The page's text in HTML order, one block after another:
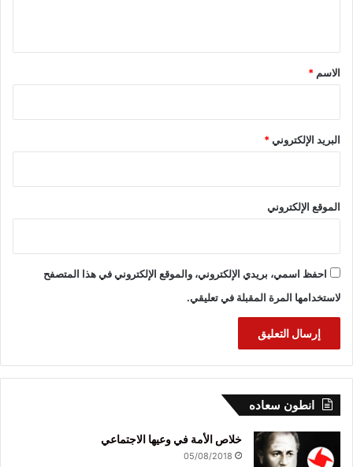
*
الاسم *
البريد الإلكتروني*
الموقع الإلكتروني
احفظ اسمي، بريدي الإلكتروني، والموقع الإلكتروني في هذا المتصفح
لاستخدامها المرة المقبلة في تعليقي.
انطون سعاده
خلاص الأمة في وعيها الاجتماعي
05/08/2018